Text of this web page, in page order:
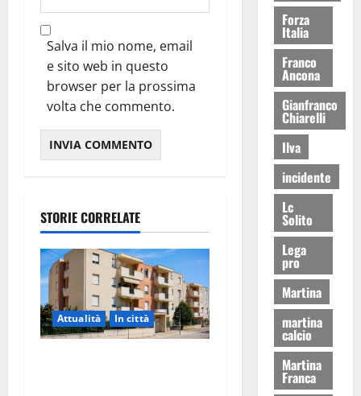
Salva il mio nome, email
e sito web in questo
browser per la prossima
volta che commento.
STORIE CORRELATE
Attualità In città
Forza
Italia
Franco
Ancona
Gianfranco
Chiarelli
Ilva
incidente
Lc
Solito
Lega
pro
Martina
martina
calcio
Martina
Franca